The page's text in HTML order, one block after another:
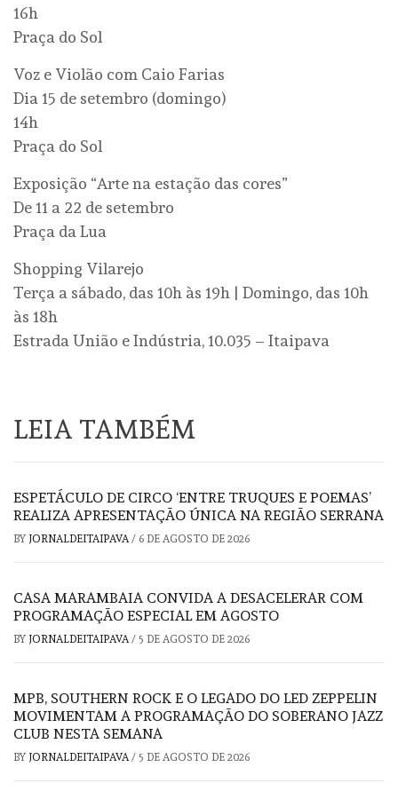
16h
Praça do Sol
Voz e Violão com Caio Farias
Dia 15 de setembro (domingo)
14h
Praça do Sol
Exposição “Arte na estação das cores”
De 11 a 22 de setembro
Praça da Lua
Shopping Vilarejo
Terça a sábado, das 10h às 19h | Domingo, das 10h
às 18h
Estrada União e Indústria, 10.035 – Itaipava
LEIA TAMBÉM
ESPETÁCULO DE CIRCO ‘ENTRE TRUQUES E POEMAS’
REALIZA APRESENTAÇÃO ÚNICA NA REGIÃO SERRANA
BY JORNALDEITAIPAVA/ 6 DE AGOSTO DE 2026
CASA MARAMBAIA CONVIDA A DESACELERAR COM
PROGRAMAÇÃO ESPECIAL EM AGOSTO
BY JORNALDEITAIPAVA/ 5 DE AGOSTO DE 2026
MPB, SOUTHERN ROCK E O LEGADO DO LED ZEPPELIN
MOVIMENTAM A PROGRAMAÇÃO DO SOBERANO JAZZ
CLUB NESTA SEMANA
BY JORNALDEITAIPAVA/ 5 DE AGOSTO DE 2026